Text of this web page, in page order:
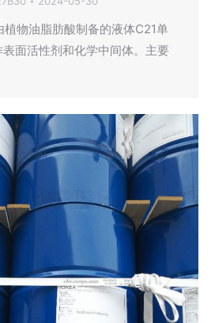
物油脂肪酸制备的液体C21单
面活性剂和化学中间体。主要